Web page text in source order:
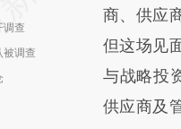
调查
被调查
商、供应
但这场见
与战略投
供应商及